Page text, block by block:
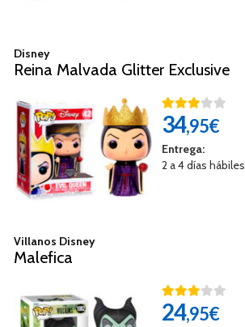
Disney
Reina Malvada Glitter Exclusive
34,95€
Entrega:
2 a 4 días hábiles
Villanos Disney
Malefica
24,95€